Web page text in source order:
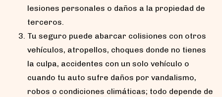
lesiones personales o daños a la propiedad de
terceros.
Tu seguro puede abarcar colisiones con otros
vehículos, atropellos, choques donde no tienes
la culpa, accidentes con un solo vehículo o
cuando tu auto sufre daños por vandalismo,
robos o condiciones climáticas; todo depende de